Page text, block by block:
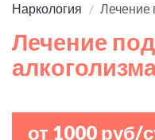
Наркология Лечение
Лечение
от 1000 руб/